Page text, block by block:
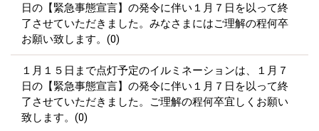
日の【緊急事態宣言】の発令に伴い１月７日を以って終
了させていただきました。みなさまにはご理解の程何卒
お願い致します。(0)
１月１５日まで点灯予定のイルミネーションは、１月７
日の【緊急事態宣言】の発令に伴い１月７日を以って終
了させていただきました。ご理解の程何卒宜しくお願い
致します。(0)